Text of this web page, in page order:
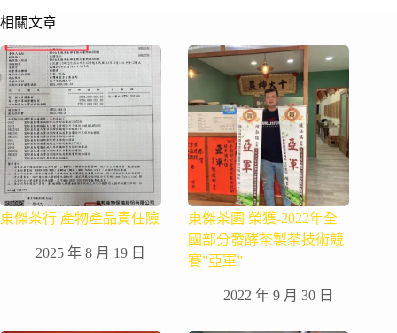
相關文章
東傑茶行 產物產品責任險
2025 年 8 月 19 日
東傑茶園 榮獲-2022年全
國部分發酵茶製茶技術競
賽”亞軍”
2022 年 9 月 30 日